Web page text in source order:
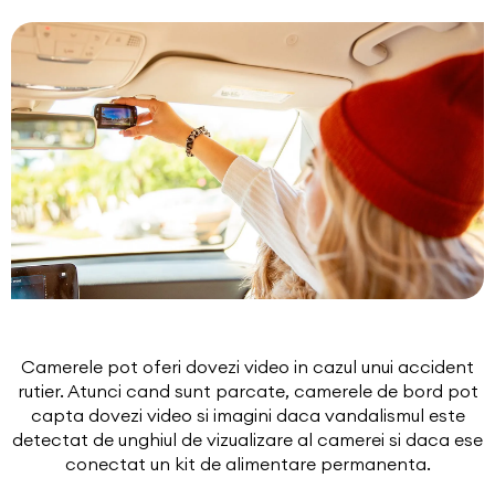
Camerele pot oferi dovezi video in cazul unui accident
rutier. Atunci cand sunt parcate, camerele de bord pot
capta dovezi video si imagini daca vandalismul este
detectat de unghiul de vizualizare al camerei si daca ese
conectat un kit de alimentare permanenta.